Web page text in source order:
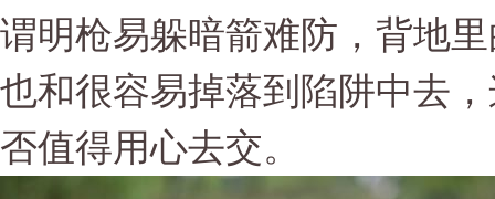
谓明枪易躲暗箭难防，背地
也和很容易掉落到陷阱中去
否值得用心去交。